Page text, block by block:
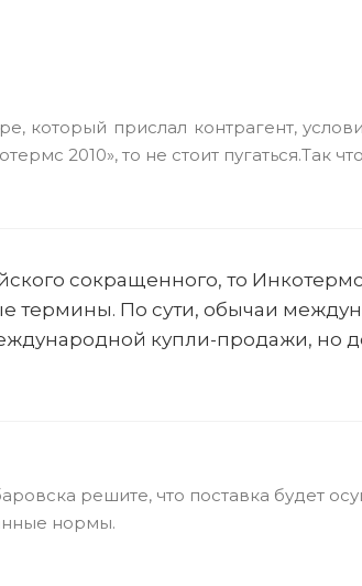
который прислал контрагент,
2010», то не стоит пугаться.Так
сокращенного, то
термины. По сути, обычаи
купли-продажи, но
решите, что поставка будет
нормы.